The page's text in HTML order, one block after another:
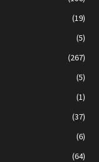
(19)
(5)
(267)
(5)
(1)
(37)
(6)
(64)